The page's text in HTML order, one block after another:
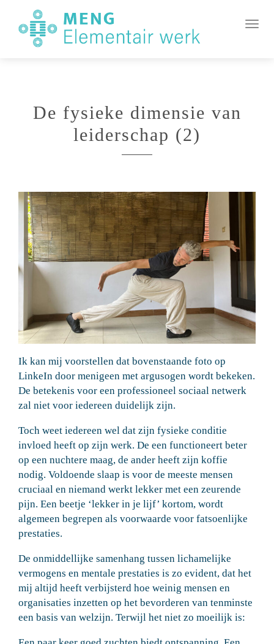
MENGIn-/
De fysieke dimensie van
leiderschap (2)
Ik kan mij voorstellen dat bovenstaande foto op
LinkeIn door menigeen met argusogen wordt bekeken.
De betekenis voor een professioneel sociaal netwerk
zal niet voor iedereen duidelijk zijn.
Toch weet iedereen wel dat zijn fysieke conditie
invloed heeft op zijn werk. De een functioneert beter
op een nuchtere maag, de ander heeft zijn koffie
nodig. Voldoende slaap is voor de meeste mensen
cruciaal en niemand werkt lekker met een zeurende
pijn. Een beetje ‘lekker in je lijf’ kortom, wordt
algemeen begrepen als voorwaarde voor fatsoenlijke
prestaties.
De onmiddellijke samenhang tussen lichamelijke
vermogens en mentale prestaties is zo evident, dat het
mij altijd heeft verbijsterd hoe weinig mensen en
organisaties inzetten op het bevorderen van tenminste
een basis van welzijn. Terwijl het niet zo moeilijk is: